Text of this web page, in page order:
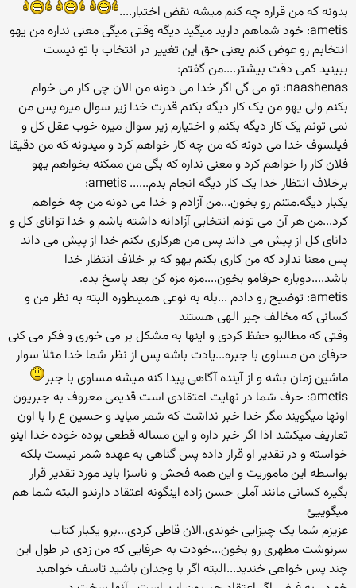
بدونه که من قراره چه کنم میشه نقض اختیار....
ametis: خود شماهم دارید میگید دیگه وقتی میگی معنی نداره من یهو
انتخابم رو عوض کنم یعنی حق این تغییر در انتخاب با تو نیست
ببینید کمی دقت بیشتر....من گفتم:
naashenas: تو می گی اگر خدا می دونه من الان چی کار می خوام
بکنم ولی یهو من یک کار دیگه بکنم قدرت خدا زیر سوال میره پس من
نمی تونم یک کار دیگه بکنم و اختیارم زیر سوال میره خوب عقل کل و
فیلسوف خدا می دونه که من چه کار خواهم کرد و میدونه که من دقیقا
فلان کار را خواهم کرد و معنی نداره که بگی من ممکنه بخواهم یهو
برخلاف انتظار خدا یک کار دیگه انجام بدم...... ametis:
یکبار دیگه.متنم رو بخون...من آزادم و خدا می دونه من چه خواهم
کرد...من هر آن می تونم انتخابی آزادانه داشته باشم و خدا توانای کل و
دانای کل از پیش می داند پس من هرکاری بکنم خدا از پیش می داند
پس معنا ندارد که من کاری بکنم یهو که بر خلاف انتظار خدا
باشد....دوباره حرفامو بخون....مزه مزه کن بعد پاسخ بده.
ametis: توضیح رو دادم ...بله به نوعی همینطوره البته به نظر من و
کسانی که مخالف جبر الهی هستند
وقتی که مطالبو حفظ کردی و اینها به مشکل بر می خوری و فکر می کنی
حرفای من مساوی با جبره...یادت باشه پس از نظر شما خدا مثلا سوار
ماشین زمان بشه و از آینده آگاهی پیدا کنه میشه مساوی با جبر
ametis: حرف شما در نهایت اعتقادی است قدیمی معروف به جبریون
اونها میگویند مگر خدا خبر نداشت که شمر میاید و حسین ع را با اون
تعاریف میکشد اذا اگر خبر داره و این مساله قطعی بوده خوده خدا اینو
خواسته و در تقدیر او قرار داده پس گناهی به عهده شمر نیست بلکه
بواسطه این ماموریت و این همه فحش و ناسزا باید مورد تقدیر قرار
بگیره کسانی مانند آملی حسن زاده اینگونه اعتقاد دارندو البته شما هم
میگوییئ
عزیزم شما یک چیزایی خوندی.الان قاطی کردی...برو یکبار کتاب
سرنوشت مطهری رو بخون...خودت به حرفایی که من زدی در طول این
چند پس خواهی خندید...البته اگر با وجدان باشید تاسف خواهید